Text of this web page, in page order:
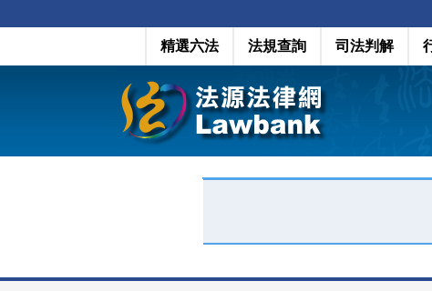
精選六法 法規查詢 司法判解